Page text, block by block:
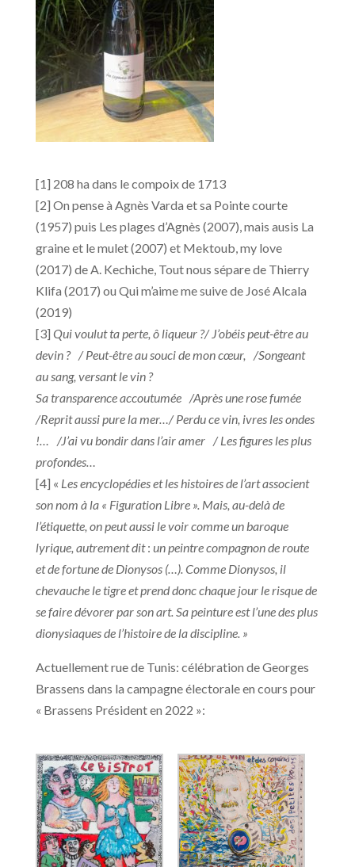
[1] 208 ha dans le compoix de 1713
[2] On pense à Agnès Varda et sa Pointe courte
(1957) puis Les plages d’Agnès (2007), mais ausis La
graine et le mulet (2007) et Mektoub, my love
(2017) de A. Kechiche, Tout nous sépare de Thierry
Klifa (2017) ou Qui m’aime me suive de José Alcala
(2019)
[3] Qui voulut ta perte, ô liqueur ?/ J’obéis peut-être au
devin ? / Peut-être au souci de mon cœur, /Songeant
au sang, versant le vin ?
Sa transparence accoutumée /Après une rose fumée
/Reprit aussi pure la mer…/ Perdu ce vin, ivres les ondes
!… /J’ai vu bondir dans l’air amer / Les figures les plus
profondes…
[4] « Les encyclopédies et les histoires de l’art associent
son nom à la « Figuration Libre ». Mais, au-delà de
l’étiquette, on peut aussi le voir comme un baroque
lyrique, autrement dit: un peintre compagnon de route
et de fortune de Dionysos (…). Comme Dionysos, il
chevauche le tigre et prend donc chaque jour le risque de
se faire dévorer par son art. Sa peinture est l’une des plus
dionysiaques de l’histoire de la discipline. »
Actuellement rue de Tunis: célébration de Georges
Brassens dans la campagne électorale en cours pour
« Brassens Président en 2022 »: